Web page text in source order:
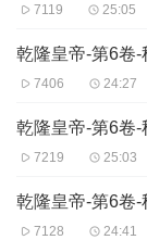
7119 25:05
乾隆皇帝-第6卷-
7406 24:27
乾隆皇帝-第6卷-
7219 25:03
乾隆皇帝-第6卷-
7128 24:41